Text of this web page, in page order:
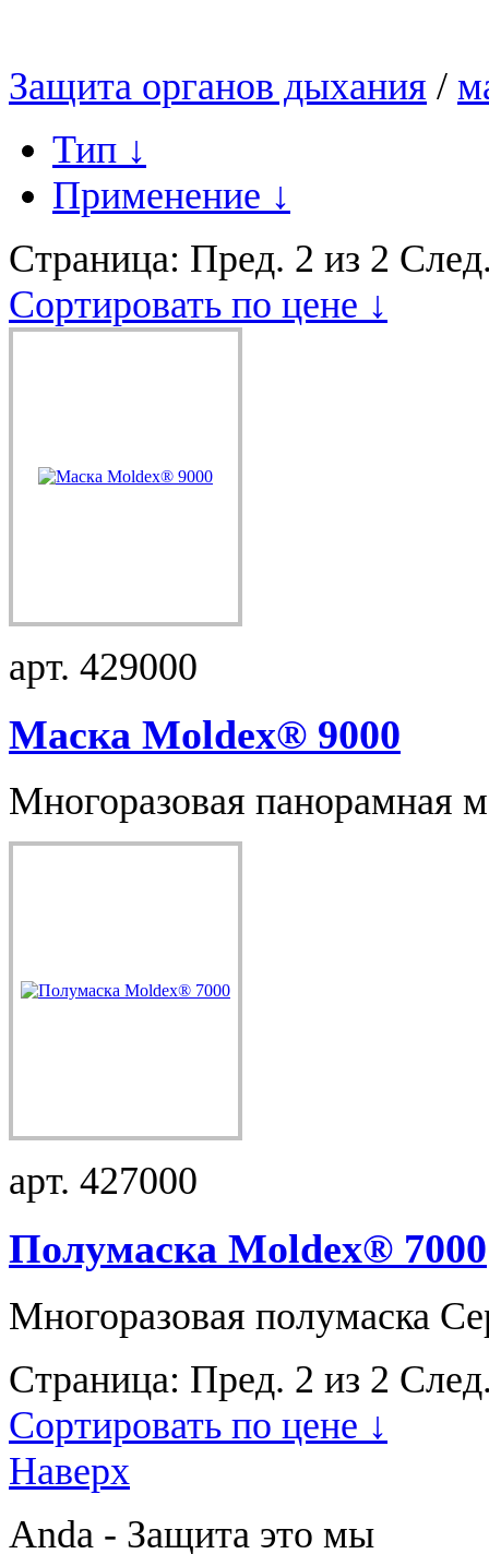
Защита органов дыхания /
Тип ↓
Применение ↓
Страница: Пред. 2 из 2
Сортировать по цене ↓
арт. 429000
Маска Moldex® 9000
Многоразовая панорамная
арт. 427000
Полумаска Moldex® 7000
Многоразовая полумаска
Страница: Пред. 2 из 2
Сортировать по цене ↓
Наверх
Anda - Защита это мы